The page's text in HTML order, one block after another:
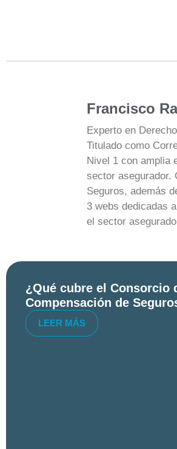
Francisco
Experto en
Titulado como
Nivel 1 con amplia
sector asegurador.
Seguros, además
3 webs dedicadas
el sector
¿Qué cubre el Consorcio
Compensación de
LEER MÁS